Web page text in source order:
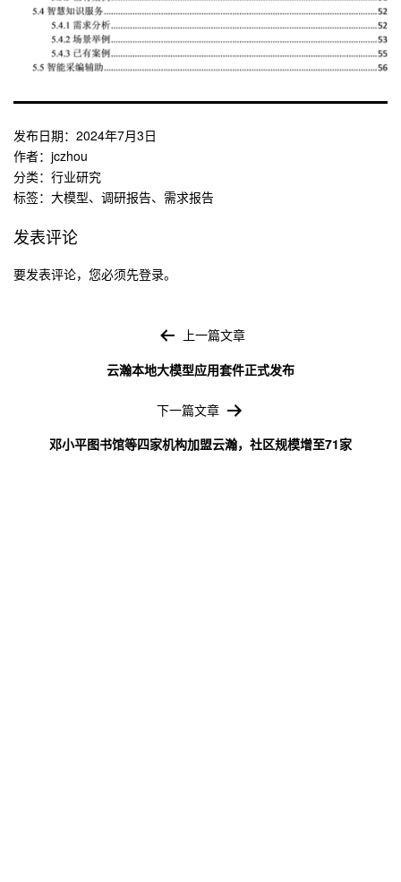
发布日期： 2024年7月3日
作者： jczhou
分类： 行业研究
标签： 大模型、 调研报告、 需求报告
发表评论
要发表评论，您必须先登录。
上一篇文章
云瀚本地大模型应用套件正式发布
下一篇文章
邓小平图书馆等四家机构加盟云瀚，社区规模增至71家